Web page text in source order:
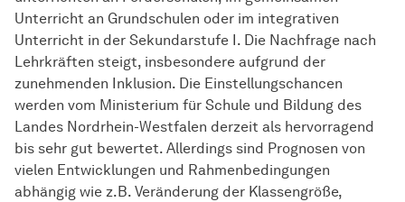
Unterricht an Grundschulen oder im integrativen
Unterricht in der Sekundarstufe I. Die Nachfrage nach
Lehrkräften steigt, insbesondere aufgrund der
zunehmenden Inklusion. Die Einstellungschancen
werden vom Ministerium für Schule und Bildung des
Landes Nordrhein-Westfalen derzeit als hervorragend
bis sehr gut bewertet. Allerdings sind Prognosen von
vielen Entwicklungen und Rahmenbedingungen
abhängig wie z.B. Veränderung der Klassengröße,